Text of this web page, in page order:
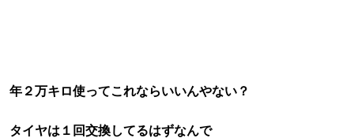
年２万キロ使ってこれならいいんやない？
タイヤは１回交換してるはずなんで